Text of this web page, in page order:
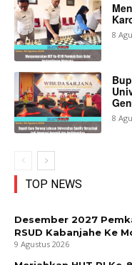
8
8
TOP NEWS
Desember 2027
RSUD Kabanjahe Ke
9 Agustus 2026